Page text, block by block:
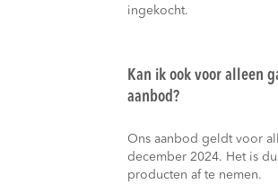
ingekocht.
Kan ik ook voor alleen
aanbod?
Ons aanbod geldt voor
december 2024. Het is
producten af te nemen.